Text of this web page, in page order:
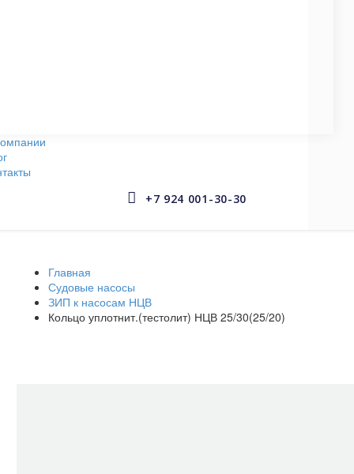

 +7 924 001-30-30
Главная
Судовые насосы
ЗИП к насосам НЦВ
Кольцо уплотнит.(тестолит) НЦВ 25/30(25/20)